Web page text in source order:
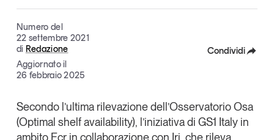
Retail e brand
Sostenibilità
Grandi temi
Articoli
Opinioni
Tutti gli studi e le ricerche
Numero del
22 settembre 2021
di Redazione
Aggiornato il
26 febbraio 2025
Condividi
Linkedin
Secondo l’ultima rilevazione dell’Osservatorio Osa
(Optimal shelf availability), l’iniziativa di GS1 Italyin
ambito Ecr in collaborazione con Iri, che rileva